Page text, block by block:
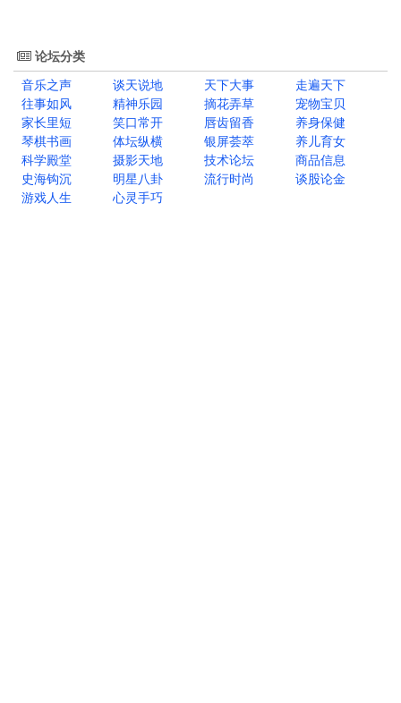
论坛分类
音乐之声
谈天说地 天下大事
走遍天下
往事如风
精神乐园 摘花弄草
宠物宝贝
家长里短
笑口常开 唇齿留香
养身保健
琴棋书画
体坛纵横 银屏荟萃
养儿育女
科学殿堂
摄影天地 技术论坛
商品信息
史海钩沉
明星八卦 流行时尚
谈股论金
游戏人生
心灵手巧